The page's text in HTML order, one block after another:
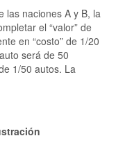
las naciones A y B, la
el “valor” de
en “costo” de 1/20
será de 50
1/50 autos. La